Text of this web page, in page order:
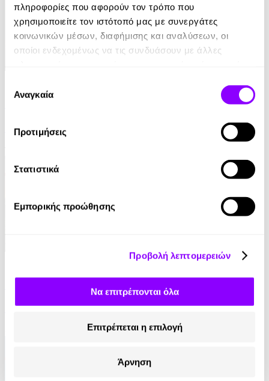
πληροφορίες που αφορούν τον τρόπο που
χρησιμοποιείτε τον ιστότοπό μας με συνεργάτες
κοινωνικών μέσων, διαφήμισης και αναλύσεων, οι
οποίοι ενδεχομένως να τις συνδυάσουν με άλλες
των υπηρεσιών τους.
συγκατάθεσης
Αναγκαία
Προτιμήσεις
Στατιστικά
Εμπορικής προώθησης
Προβολή λεπτομερειών
Να επιτρέπονται όλα
Επιτρέπεται η επιλογή
Άρνηση
Παραπλάνηση
Γρηγόρης Αζαριάδης
Ian Rankin